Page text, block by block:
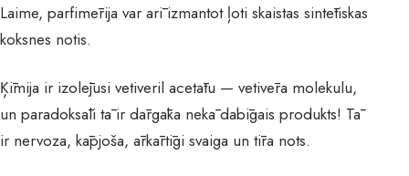
Laime, parfimērija var arī izmantot ļoti skaistas sintētiskas
koksnes notis.
Ķīmija ir izolējusi vetiveril acetātu — vetivēra molekulu,
un paradoksāli tā ir dārgāka nekā dabīgais produkts! Tā
ir nervoza, kāpjoša, ārkārtīgi svaiga un tīra nots.